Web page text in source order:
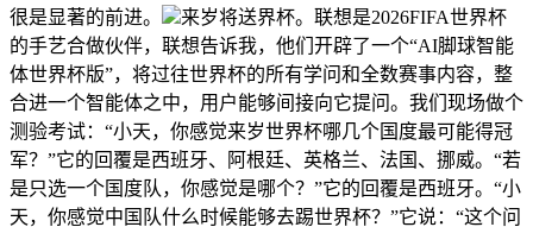
很是显著的前进。
来岁将送界杯。联想是2026FIFA世界杯
的手艺合做伙伴，联想告诉我，他们开辟了一个“AI脚球智能
体世界杯版”，将过往世界杯的所有学问和全数赛事内容，整
合进一个智能体之中，用户能够间接向它提问。我们现场做个
测验考试：“小天，你感觉来岁世界杯哪几个国度最可能得冠
军？”它的回覆是西班牙、阿根廷、英格兰、法国、挪威。“若
是只选一个国度队，你感觉是哪个？”它的回覆是西班牙。“小
天，你感觉中国队什么时候能够去踢世界杯？”它说：“这个问